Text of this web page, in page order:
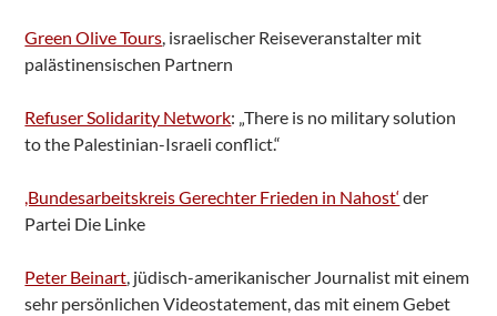
Green Olive Tours, israelischer Reiseveranstalter mit
palästinensischen Partnern
Refuser Solidarity Network: „There is no military solution
to the Palestinian-Israeli conflict.“
,Bundesarbeitskreis Gerechter Frieden in Nahost‘der
Partei Die Linke
Peter Beinart, jüdisch-amerikanischer Journalist mit einem
sehr persönlichen Videostatement, das mit einem Gebet